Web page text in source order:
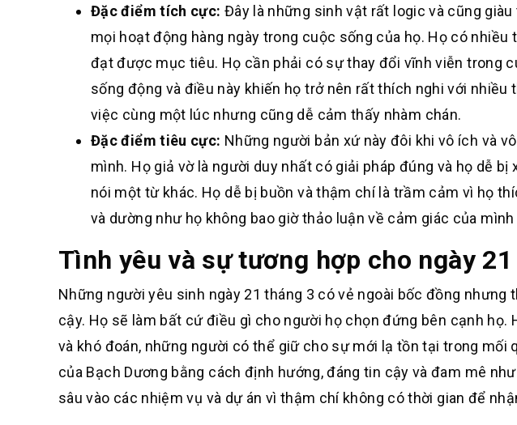
Đặc điểm tích cực: Đây là những sinh vật rất logic và cũng
mọi hoạt động hàng ngày trong cuộc sống của họ. Họ có nhiều
đạt được mục tiêu. Họ cần phải có sự thay đổi vĩnh viễn trong
sống động và điều này khiến họ trở nên rất thích nghi với nhiều
việc cùng một lúc nhưng cũng dễ cảm thấy nhàm chán.
Đặc điểm tiêu cực: Những người bản xứ này đôi khi vô ích và
mình. Họ giả vờ là người duy nhất có giải pháp đúng và họ dễ
nói một từ khác. Họ dễ bị buồn và thậm chí là trầm cảm vì họ
và dường như họ không bao giờ thảo luận về cảm giác của mình
Tình yêu và sự tương hợp cho ngày
Những người yêu sinh ngày 21 tháng 3 có vẻ ngoài bốc đồng
cậy. Họ sẽ làm bất cứ điều gì cho người họ chọn đứng bên cạnh họ.
và khó đoán, những người có thể giữ cho sự mới lạ tồn tại trong mối
của Bạch Dương bằng cách định hướng, đáng tin cậy và đam mê
sâu vào các nhiệm vụ và dự án vì thậm chí không có thời gian để